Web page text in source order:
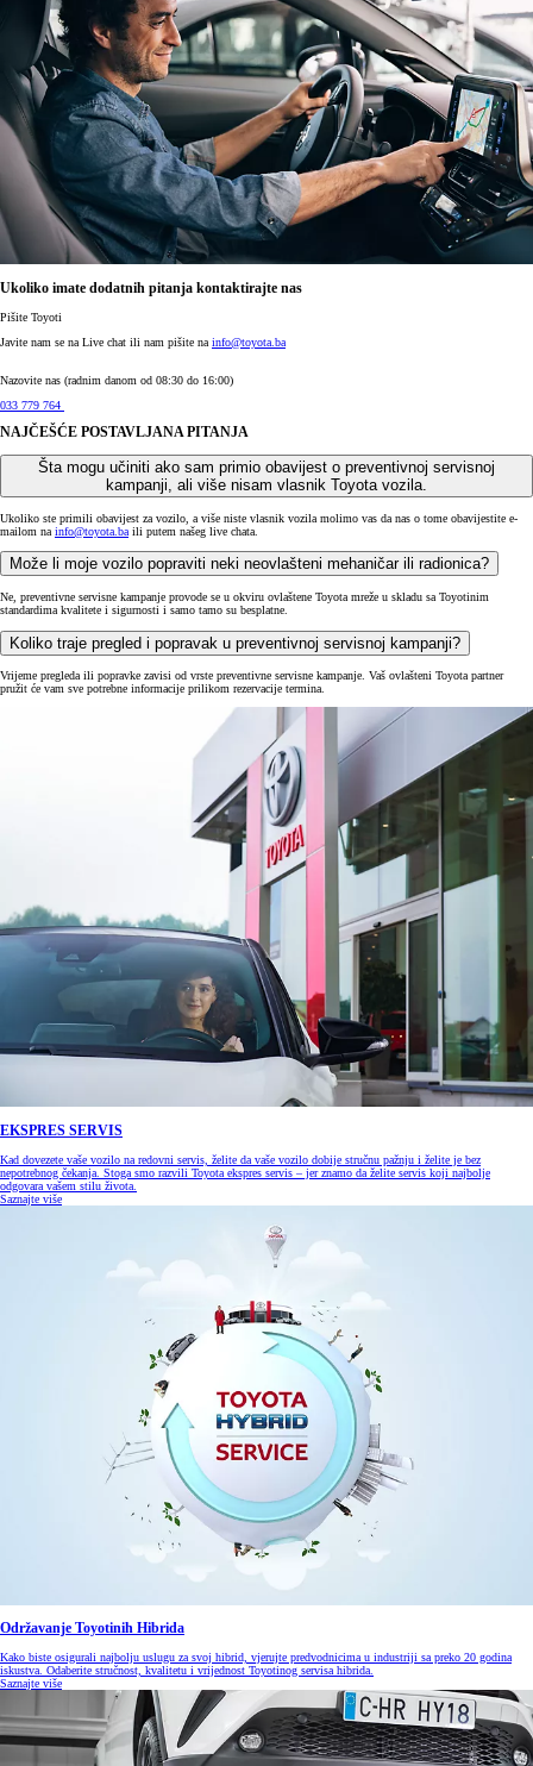
Ukoliko imate dodatnih pitanja kontaktirajte nas
Pišite Toyoti
Javite nam se na Live chat ili nam pišite na info@toyota.ba
Nazovite nas (radnim danom od 08:30 do 16:00)
033 779 764
NAJČEŠĆE POSTAVLJANA PITANJA
Šta mogu učiniti ako sam primio obavijest o preventivnoj servisnoj
kampanji, ali više nisam vlasnik Toyota vozila.
Ukoliko ste primili obavijest za vozilo, a više niste vlasnik vozila molimo vas da nas o tome obavijestite e-
mailom na info@toyota.ba ili putem našeg live chata.
Može li moje vozilo popraviti neki neovlašteni mehaničar ili radionica?
Ne, preventivne servisne kampanje provode se u okviru ovlaštene Toyota mreže u skladu sa Toyotinim
standardima kvalitete i sigurnosti i samo tamo su besplatne.
Koliko traje pregled i popravak u preventivnoj servisnoj kampanji?
Vrijeme pregleda ili popravke zavisi od vrste preventivne servisne kampanje. Vaš ovlašteni Toyota partner
pružit će vam sve potrebne informacije prilikom rezervacije termina.
EKSPRES SERVIS
Kad dovezete vaše vozilo na redovni servis, želite da vaše vozilo dobije stručnu pažnju i želite je bez
nepotrebnog čekanja. Stoga smo razvili Toyota ekspres servis – jer znamo da želite servis koji najbolje
odgovara vašem stilu života.
Saznajte više
Održavanje Toyotinih Hibrida
Kako biste osigurali najbolju uslugu za svoj hibrid, vjerujte predvodnicima u industriji sa preko 20 godina
iskustva. Odaberite stručnost, kvalitetu i vrijednost Toyotinog servisa hibrida.
Saznajte više